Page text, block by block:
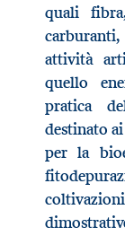
quali
attività
quello
pratica
destinato
per la